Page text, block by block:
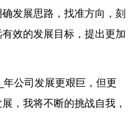
发展思路，找准方向，刻
效的发展目标，提出更加
公司发展更艰巨，但更
，我将不断的挑战自我，